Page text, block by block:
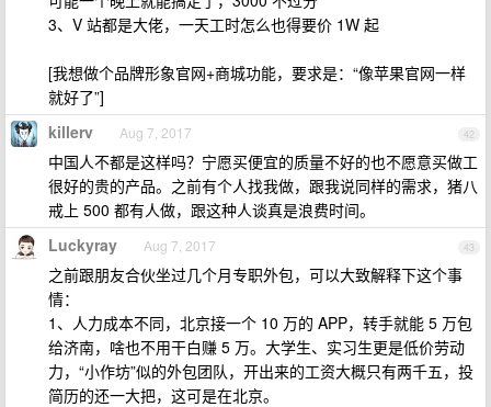
3、V 站都是大佬，一天工时怎么也得要价 1W 起
[我想做个品牌形象官网+商城功能，要求是：“像苹果官网一样
就好了”]
42
killerv Aug 7, 2017
中国人不都是这样吗？宁愿买便宜的质量不好的也不愿意买做工
很好的贵的产品。之前有个人找我做，跟我说同样的需求，猪八
戒上 500 都有人做，跟这种人谈真是浪费时间。
43
Luckyray Aug 7, 2017
之前跟朋友合伙坐过几个月专职外包，可以大致解释下这个事
情：
1、人力成本不同，北京接一个 10 万的 APP，转手就能 5 万包
给济南，啥也不用干白赚 5 万。大学生、实习生更是低价劳动
力，“小作坊”似的外包团队，开出来的工资大概只有两千五，投
简历的还一大把，这可是在北京。